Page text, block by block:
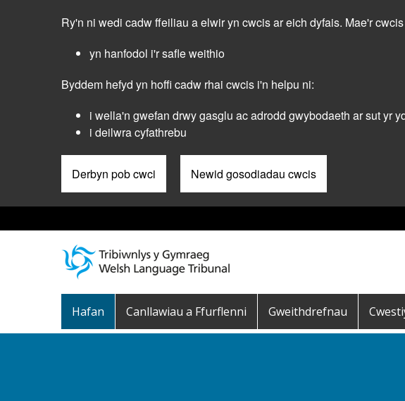
Ry'n ni wedi cadw ffeiliau a elwir yn cwcis ar eich dyfais. Mae'r
yn hanfodol i'r safle weithio
Byddem hefyd yn hoffi cadw rhai cwcis i'n helpu ni:
i wella'n gwefan drwy gasglu ac adrodd gwybodaeth ar sut yr
i deilwra cyfathrebu
Derbyn pob cwci Newid gosodiadau cwcis
Pre
Header
Menu
Main
navigation
Hafan Canllawiau a Ffurflenni Gweithdrefnau